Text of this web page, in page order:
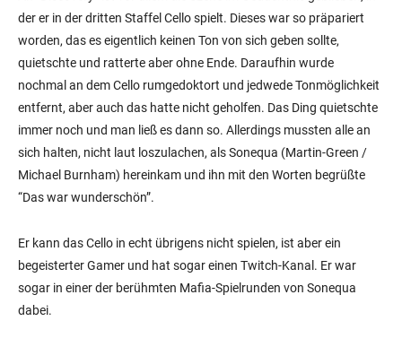
der er in der dritten Staffel Cello spielt. Dieses war so präpariert
worden, das es eigentlich keinen Ton von sich geben sollte,
quietschte und ratterte aber ohne Ende. Daraufhin wurde
nochmal an dem Cello rumgedoktort und jedwede Tonmöglichkeit
entfernt, aber auch das hatte nicht geholfen. Das Ding quietschte
immer noch und man ließ es dann so. Allerdings mussten alle an
sich halten, nicht laut loszulachen, als Sonequa (Martin-Green /
Michael Burnham) hereinkam und ihn mit den Worten begrüßte
“Das war wunderschön”.
Er kann das Cello in echt übrigens nicht spielen, ist aber ein
begeisterter Gamer und hat sogar einen Twitch-Kanal. Er war
sogar in einer der berühmten Mafia-Spielrunden von Sonequa
dabei.